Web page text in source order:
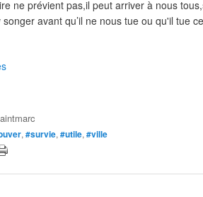
ne prévient pas,il peut arriver à nous
songer avant qu’il ne nous tue ou qu'il tue
, #survie, #utile, #ville